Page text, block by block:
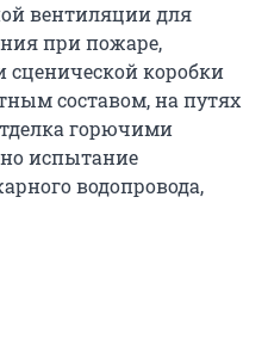
вентиляции для
при пожаре,
коробки
составом, на путях
горючими
испытание
водопровода,